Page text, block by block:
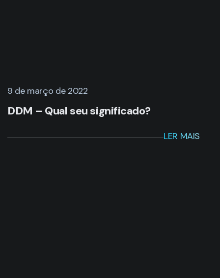
9 de março de 2022
DDM – Qual seu significado?
LER MAIS